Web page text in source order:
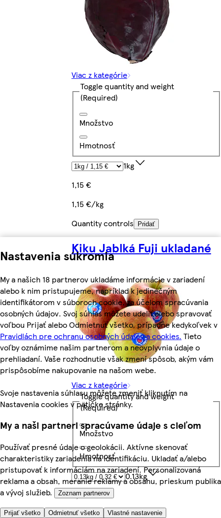
Nastavenia súkromia
My a našich 18 partnerov ukladáme informácie v zariadení
alebo k nim pristupujeme, napríklad k jedinečným
identifikátorom v súboroch cookie, za účelom spracúvania
osobných údajov. Svoj súhlas môžete udeliť alebo spravovať
voľbou Prijať alebo Odmietnuť všetko, prípadne kedykoľvek v
Pravidlách pre ochranu osobných údajov a cookies. Tieto
voľby oznámime našim partnerom a neovplyvnia údaje o
prehliadaní. Vaše rozhodnutie však zmení spôsob, akým vám
prispôsobíme nakupovanie na našom webe.
Svoje nastavenia súhlasu môžete zmeniť kliknutím na
Nastavenia cookies v pätičke stránky.
My a naši partneri spracúvame údaje s cieľom
Používať presné údaje o geolokácii. Aktívne skenovať
charakteristiky zariadenia na identifikáciu. Ukladať a/alebo
pristupovať k informáciám na zariadení. Personalizovaná
reklama a obsah, meranie reklamy a obsahu, prieskum publika
a vývoj služieb.
Zoznam partnerov
Prijať všetko Odmietnuť všetko Vlastné nastavenie
Viac z kategórie
Toggle quantity and weight
(Required)
Množstvo
Hmotnosť
1kg
1,15 €
1,15 €/kg
Quantity controls
Pridať
Kiku Jablká Fuji ukladané
Viac z kategórie
Toggle quantity and weight
(Required)
Množstvo
Hmotnosť
0.13kg
0,32 €
2,49 €/kg